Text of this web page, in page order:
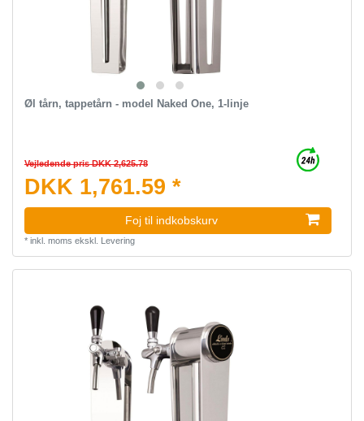
Øl tårn, tappetårn - model Naked One, 1-linje
Vejledende pris DKK 2,625.78
DKK 1,761.59 *
Foj til indkobskurv
* inkl. moms ekskl. Levering